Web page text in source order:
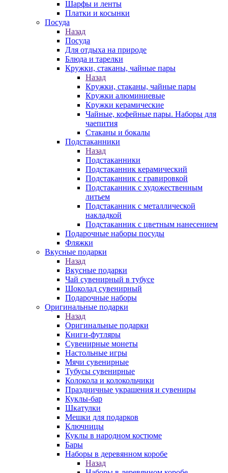
Шарфы и ленты
Платки и косынки
Посуда
Назад
Посуда
Для отдыха на природе
Блюда и тарелки
Кружки, стаканы, чайные пары
Назад
Кружки, стаканы, чайные пары
Кружки алюминиевые
Кружки керамические
Чайные, кофейные пары. Наборы для
чаепития
Стаканы и бокалы
Подстаканники
Назад
Подстаканники
Подстаканник керамический
Подстаканник c гравировкой
Подстаканник с художественным
литьем
Подстаканник с металлической
накладкой
Подстаканник с цветным нанесением
Подарочные наборы посуды
Фляжки
Вкусные подарки
Назад
Вкусные подарки
Чай сувенирный в тубусе
Шоколад сувенирный
Подарочные наборы
Оригинальные подарки
Назад
Оригинальные подарки
Книги-футляры
Сувенирные монеты
Настольные игры
Мячи сувенирные
Тубусы сувенирные
Колокола и колокольчики
Праздничные украшения и сувениры
Куклы-бар
Шкатулки
Мешки для подарков
Ключницы
Куклы в народном костюме
Бары
Наборы в деревянном коробе
Назад